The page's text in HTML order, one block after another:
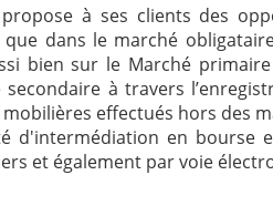
propose à ses clients des
que dans le marché
bien sur le Marché
secondaire à travers
effectués hors des
d'intermédiation en bourse
et également par voie